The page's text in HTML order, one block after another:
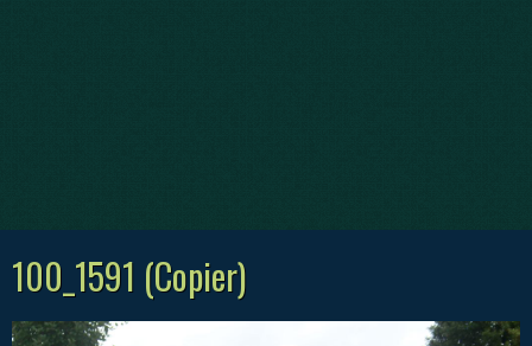
100_1591 (Copier)